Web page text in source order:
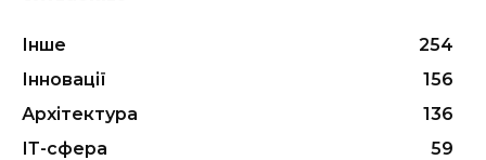
Інше
254
Інновації
156
Архітектура
136
ІТ-сфера
59